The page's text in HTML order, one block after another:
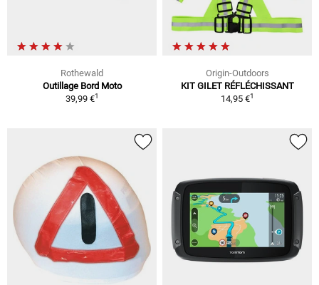
Rothewald
Outillage Bord Moto
39,99 €1
Origin-Outdoors
KIT GILET RÉFLÉCHISSANT
14,95 €1